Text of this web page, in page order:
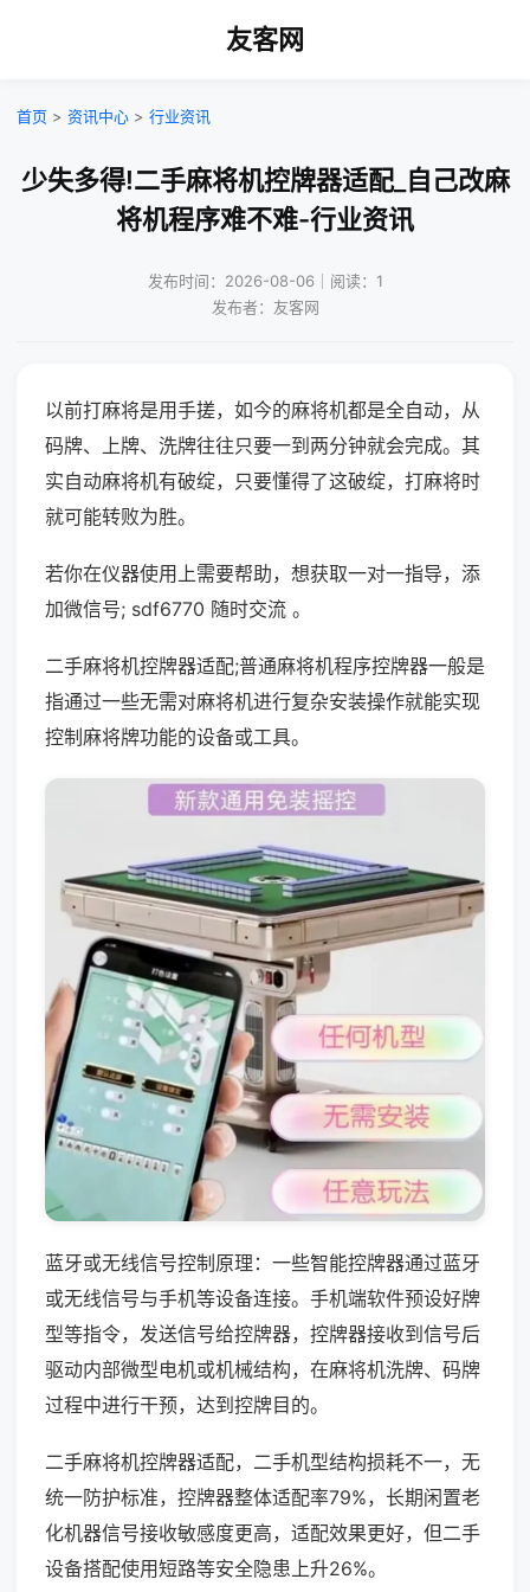
友客网
首页 > 资讯中心 > 行业资讯
少失多得!二手麻将机控牌器适配_自己改麻
将机程序难不难-行业资讯
发布时间：2026-08-06｜阅读：1
发布者：友客网
以前打麻将是用手搓，如今的麻将机都是全自动，从
码牌、上牌、洗牌往往只要一到两分钟就会完成。其
实自动麻将机有破绽，只要懂得了这破绽，打麻将时
就可能转败为胜。
若你在仪器使用上需要帮助，想获取一对一指导，添
加微信号; sdf6770 随时交流 。
二手麻将机控牌器适配;普通麻将机程序控牌器一般是
指通过一些无需对麻将机进行复杂安装操作就能实现
控制麻将牌功能的设备或工具。
蓝牙或无线信号控制原理：一些智能控牌器通过蓝牙
或无线信号与手机等设备连接。手机端软件预设好牌
型等指令，发送信号给控牌器，控牌器接收到信号后
驱动内部微型电机或机械结构，在麻将机洗牌、码牌
过程中进行干预，达到控牌目的。
二手麻将机控牌器适配，二手机型结构损耗不一，无
统一防护标准，控牌器整体适配率79%，长期闲置老
化机器信号接收敏感度更高，适配效果更好，但二手
设备搭配使用短路等安全隐患上升26%。